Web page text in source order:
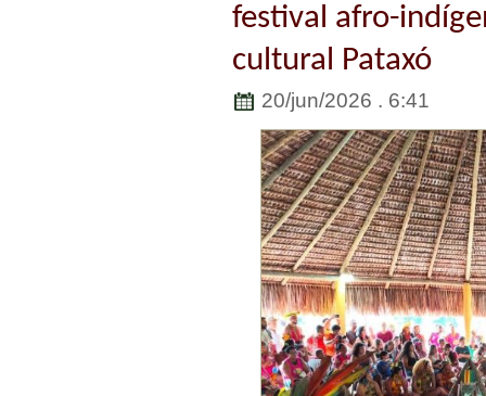
festival afro-
cultural Pataxó
20/jun/2026 . 6:41